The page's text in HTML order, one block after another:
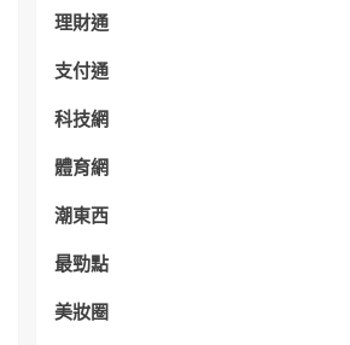
理財通
支付通
科技網
體育網
潮東西
最勁點
美妝圈